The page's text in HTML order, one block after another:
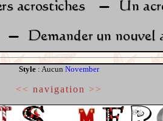
Style : Aucun November
<< navigation >>